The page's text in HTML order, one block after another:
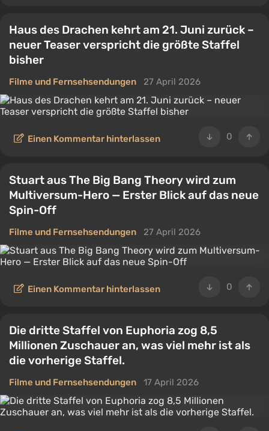
Haus des Drachen kehrt am 21. Juni zurück –
neuer Teaser verspricht die größte Staffel
bisher
Filme und Fernsehsendungen 27 April 2026
0
Einen Kommentar hinterlassen
Stuart aus The Big Bang Theory wird zum
Multiversum-Hero — Erster Blick auf das neue
Spin-Off
Filme und Fernsehsendungen 27 April 2026
0
Einen Kommentar hinterlassen
Die dritte Staffel von Euphoria zog 8,5
Millionen Zuschauer an, was viel mehr ist als
die vorherige Staffel.
Filme und Fernsehsendungen 17 April 2026